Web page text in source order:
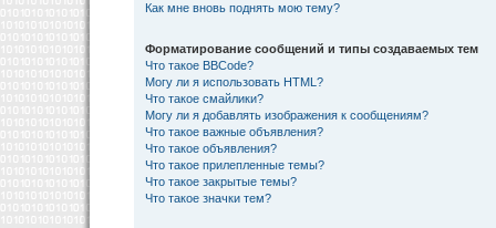
Как мне вновь поднять мою тему?
Форматирование сообщений и типы создаваемых тем
Что такое BBCode?
Могу ли я использовать HTML?
Что такое смайлики?
Могу ли я добавлять изображения к сообщениям?
Что такое важные объявления?
Что такое объявления?
Что такое прилепленные темы?
Что такое закрытые темы?
Что такое значки тем?